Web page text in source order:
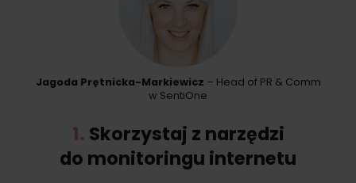
Jagoda Prętnicka-Markiewicz – Head of PR & Comm
w SentiOne
1. Skorzystaj z narzędzi
do monitoringu internetu